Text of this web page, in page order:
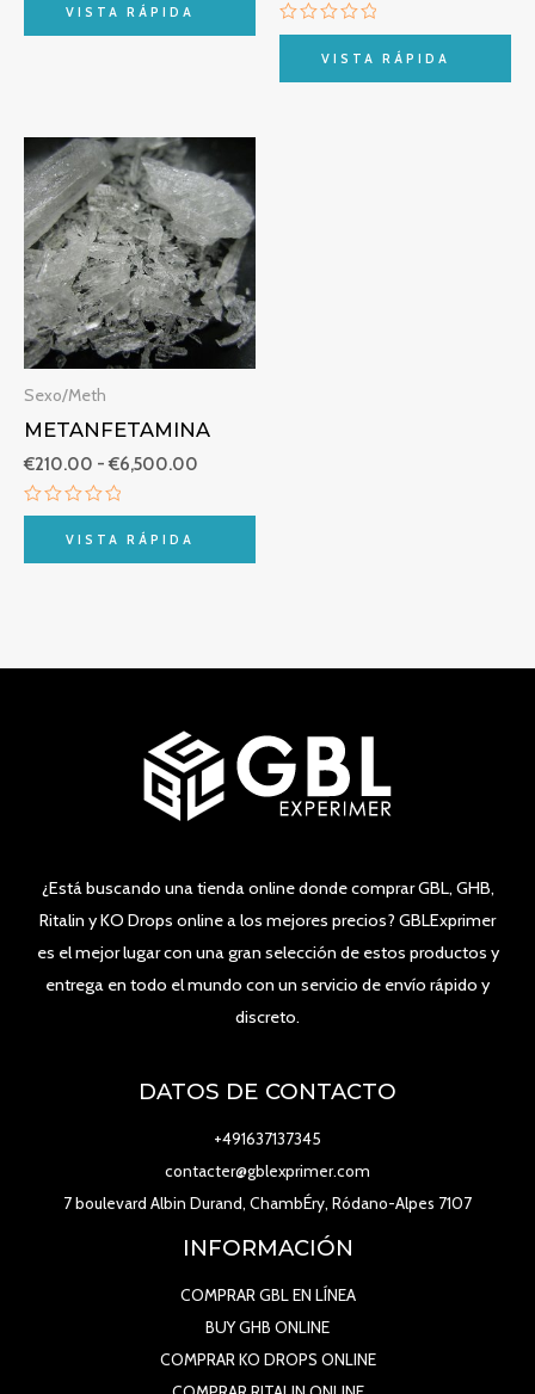
de
VISTA RÁPIDA
Valorado
de
VISTA RÁPIDA
Sexo/Meth
METANFETAMINA
€210.00 - €6,500.00
de
precios:
desde
€210.00
hasta
€6,500.00
Valorado
de
VISTA RÁPIDA
¿Está buscando una tienda online donde comprar GBL, GHB,
Ritalin y KO Drops online a los mejores precios? GBLExprimer
es el mejor lugar con una gran selección de estos productos y
entrega en todo el mundo con un servicio de envío rápido y
discreto.
DATOS DE CONTACTO
+491637137345
contacter@gblexprimer.com
7 boulevard Albin Durand, ChambÉry, Ródano-Alpes 7107
INFORMACIÓN
COMPRAR GBL EN LÍNEA
BUY GHB ONLINE
COMPRAR KO DROPS ONLINE